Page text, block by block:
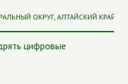
ОКРУГ, АЛТАЙСКИЙ КРАЙ